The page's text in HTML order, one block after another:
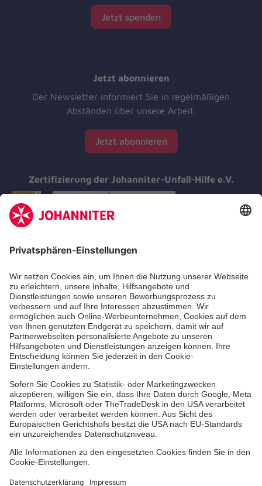
Jetzt spenden
Jetzt abonnieren
Der Newsletter informiert Sie in regelmäßigen
Abständen über unsere Arbeit.
Jetzt abonnieren
Zertifizierung der Johanniter-Unfall-Hilfe e.V.
Aus- & Fortbildungen
Erste-Hilfe-Kurse
Jobs & Ehrenamt
Freiwilligendienst
Spendenprojekte
Johanniter-Jugend
Einrichtungen